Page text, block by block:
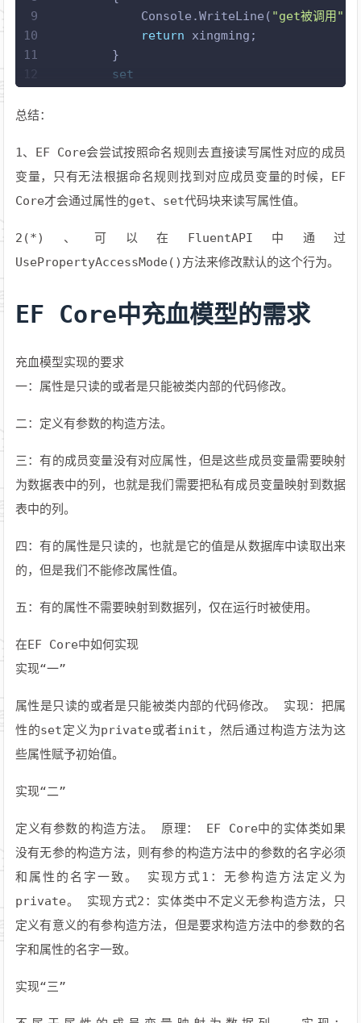
9
10
11
12
14
16
17
            Console.WriteLine(
"get被调用"
return xingming;
        }
set
        }
    }
总结：
1、EF Core会尝试按照命名规则去直接读写属性对应的成员
变量，只有无法根据命名规则找到对应成员变量的时候，EF
Core才会通过属性的get、set代码块来读写属性值。
2(*)、可以在FluentAPI中通过
UsePropertyAccessMode()方法来修改默认的这个行为。
EF Core中充血模型的需求
充血模型实现的要求
一：属性是只读的或者是只能被类内部的代码修改。
二：定义有参数的构造方法。
三：有的成员变量没有对应属性，但是这些成员变量需要映射
为数据表中的列，也就是我们需要把私有成员变量映射到数据
表中的列。
四：有的属性是只读的，也就是它的值是从数据库中读取出来
的，但是我们不能修改属性值。
五：有的属性不需要映射到数据列，仅在运行时被使用。
在EF Core中如何实现
实现“一”
属性是只读的或者是只能被类内部的代码修改。 实现：把属
性的set定义为private或者init，然后通过构造方法为这
些属性赋予初始值。
实现“二”
定义有参数的构造方法。 原理： EF Core中的实体类如果
没有无参的构造方法，则有参的构造方法中的参数的名字必须
和属性的名字一致。 实现方式1：无参构造方法定义为
private。 实现方式2：实体类中不定义无参构造方法，只
定义有意义的有参构造方法，但是要求构造方法中的参数的名
字和属性的名字一致。
实现“三”